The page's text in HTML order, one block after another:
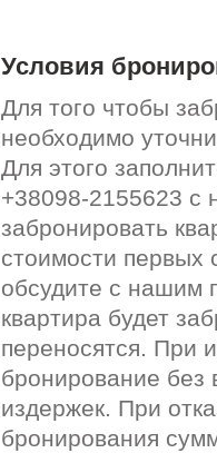
Условия
Для того чтобы
необходимо
Для этого
+38098-2155623 с
забронировать
стоимости первых
обсудите с нашим
квартира будет
переносятся. При
бронирование без
издержек. При
бронирования